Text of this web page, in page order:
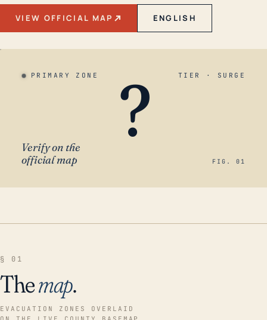
VIEW OFFICIAL MAP ENGLISH
PRIMARY ZONE TIER · SURGE
?
Verify on the
official map
FIG. 01
§ 01
Themap.
EVACUATION ZONES OVERLAID